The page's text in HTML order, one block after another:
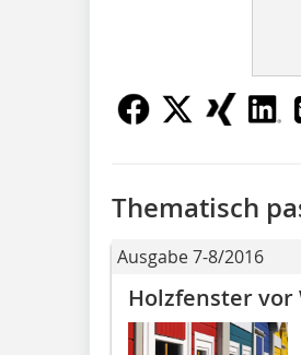
Thematisch
Ausgabe 7-8/2016
Holzfenster